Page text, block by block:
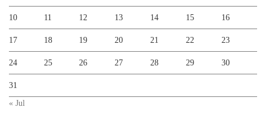
10 11 12 13 14 15 16
17 18 19 20 21 22 23
24 25 26 27 28 29 30
31
« Jul